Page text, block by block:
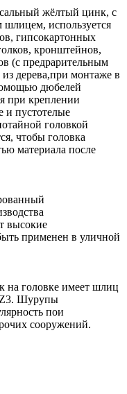
жёлтый цинк, с
шлицем, используется
гипсокартонных
кронштейнов,
(с предрарительным
дерева,при монтаже в
дюбелей
при креплении
и пустотелые
головкой
чтобы головка
материала после
высокие
применен в уличной
на головке имеет шлиц
Шурупы
пои
сооружений.